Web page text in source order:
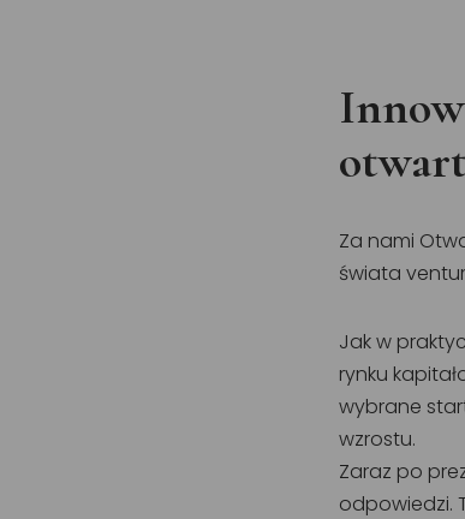
Za nami
świata
Jak w
rynku
wybrane
wzrostu.
Zaraz po
odpowiedzi.